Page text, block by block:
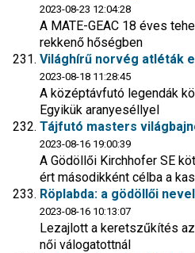
2023-08-23 12:04:28
A MATE-GEAC 18 éves
rekkenő hőségben
Világhírű norvég atléták
2023-08-18 11:28:45
A középtávfutó legendák
Egyikük aranyeséllyel
Tájfutó masters
2023-08-16 19:00:39
A Gödöllői Kirchhofer SE
ért másodikként célba a
Röplabda: a gödöllői
2023-08-16 10:13:07
Lezajlott a keretszűkítés
női válogatottnál